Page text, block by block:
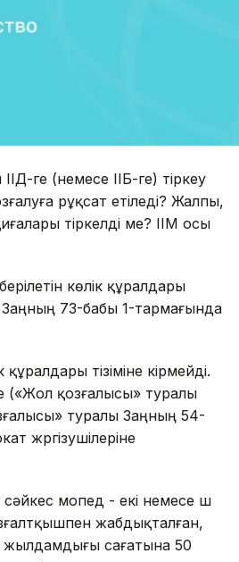
ге (немесе ІІБ-ге) тіркеу
рұқсат етіледі? Жалпы,
тіркелді ме? ІІМ осы
көлік құралдары
Заңның 73-бабы 1-тармағында
құралдары тізіміне кірмейді.
(«Жол қозғалысы» туралы
туралы Заңның 54-
жүргізушілеріне
мопед - екі немесе үш
жабдықталған,
сағатына 50